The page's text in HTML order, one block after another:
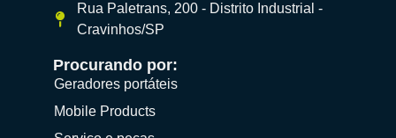
Rua Paletrans, 200 - Distrito Industrial -
Cravinhos/SP
Procurando por:
Geradores portáteis
Mobile Products